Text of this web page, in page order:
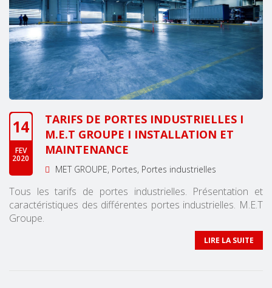
14
FEV
2020
TARIFS DE PORTES INDUSTRIELLES I
M.E.T GROUPE I INSTALLATION ET
MAINTENANCE
MET GROUPE Portes Portes industrielles
Tous les tarifs de portes industrielles. Présentation et
caractéristiques des différentes portes industrielles. M.E.T
Groupe.
LIRE LA SUITE